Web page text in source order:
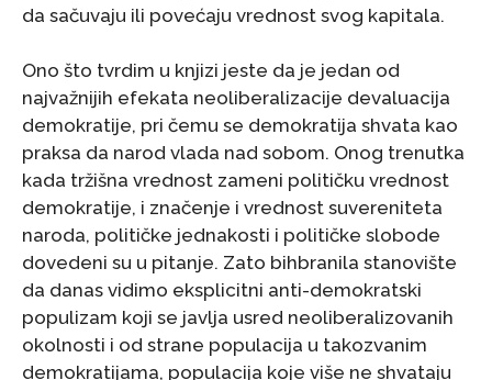
da sačuvaju ili povećaju vrednost svog kapitala.
Ono što tvrdim u knjizi jeste da je jedan od
najvažnijih efekata neoliberalizacije devaluacija
demokratije, pri čemu se demokratija shvata kao
praksa da narod vlada nad sobom. Onog trenutka
kada tržišna vrednost zameni političku vrednost
demokratije, i značenje i vrednost suvereniteta
naroda, političke jednakosti i političke slobode
dovedeni su u pitanje. Zato bihbranila stanovište
da danas vidimo eksplicitni anti-demokratski
populizam koji se javlja usred neoliberalizovanih
okolnosti i od strane populacija u takozvanim
demokratijama, populacija koje više ne shvataju